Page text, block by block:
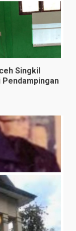
Singkil